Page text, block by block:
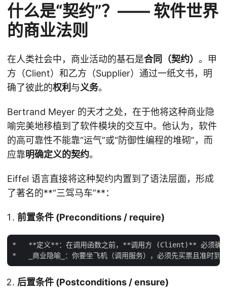
什么是“契约”？—— 软件世界
的商业法则
在人类社会中，商业活动的基石是合同（契约） 。甲
方（Client）和乙方（Supplier）通过一纸文书，明
确了彼此的权利 与义务。
Bertrand Meyer 的天才之处，在于他将这种商业隐
喻完美地移植到了软件模块的交互中。他认为，软件
的高可靠性不能靠“运气”或“防御性编程的堆砌”，而
应靠明确定义的契约。
Eiffel 语言直接将这种契约内置到了语法层面，形成
了著名的**“三驾马车”**：
前置条件 (Preconditions / require)
*   **定义**：在调用函数之前，**调用方 (Client)** 必须确保
后置条件 (Postconditions / ensure)